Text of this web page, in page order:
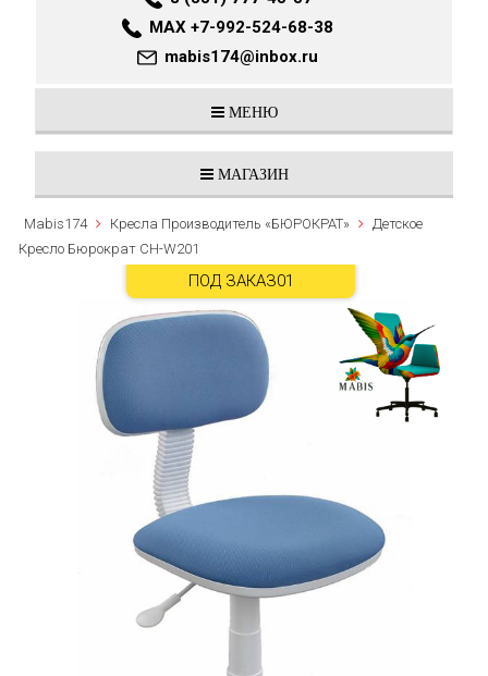
MAX +7-992-524-68-38
mabis174@inbox.ru
МЕНЮ
МАГАЗИН
Mabis174 Кресла Производитель «БЮРОКРАТ»
Детское
Кресло Бюрократ CH-W201
ПОД ЗАКАЗ01